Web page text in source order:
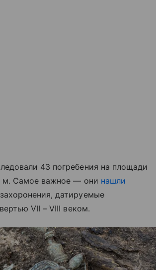
43 погребения на площади
м. Самое важное — они нашли
датируемые
VII – VIII веком.